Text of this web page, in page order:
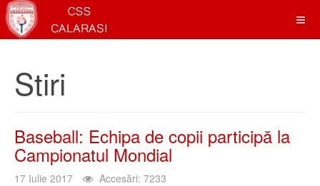
Stiri
Baseball: Echipa de copii participă la
Campionatul Mondial
17 Iulie 2017 Accesări: 7233